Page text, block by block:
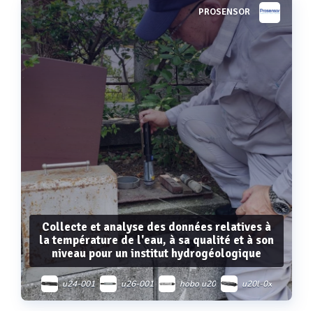
Voir plus PROSENSOR
Collecte et analyse des données relatives à
la température de l'eau, à sa qualité et à son
niveau pour un institut hydrogéologique
u24-001 u26-001 hobo u20 u20l-0x